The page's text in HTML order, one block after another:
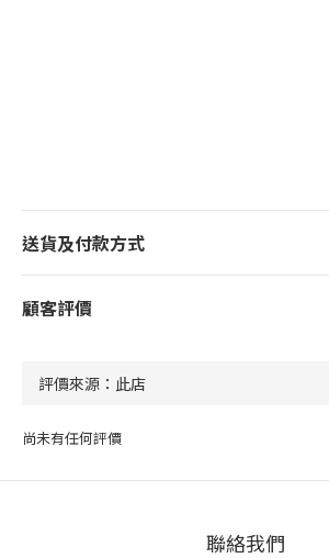
送貨及付款方式
顧客評價
尚未有任何評價
聯絡我們